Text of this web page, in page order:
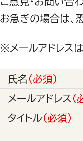
お急ぎの場合は、
※メールアドレス
氏名 （必須）
メールアドレス （
タイトル （必須）